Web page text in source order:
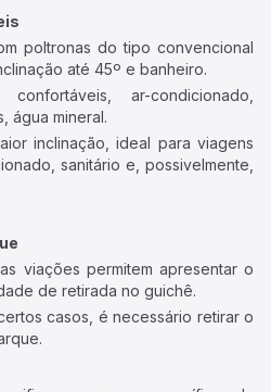
poltronas do tipo convencional
até 45º e banheiro.
ar-condicionado,
água mineral.
inclinação, ideal para viagens
sanitário e, possivelmente,
viações permitem apresentar o
de retirada no guichê.
casos, é necessário retirar o